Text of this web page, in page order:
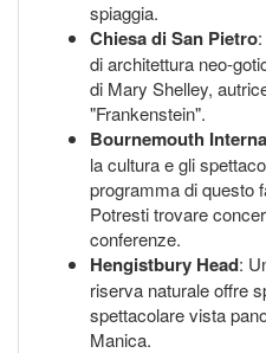
spiaggia.
Chiesa di San Pietro
di architettura neo-
di Mary Shelley,
"Frankenstein".
Bournemouth
la cultura e gli
programma di questo
Potresti trovare
conferenze.
Hengistbury Head:
riserva naturale offre
spettacolare vista
Manica.